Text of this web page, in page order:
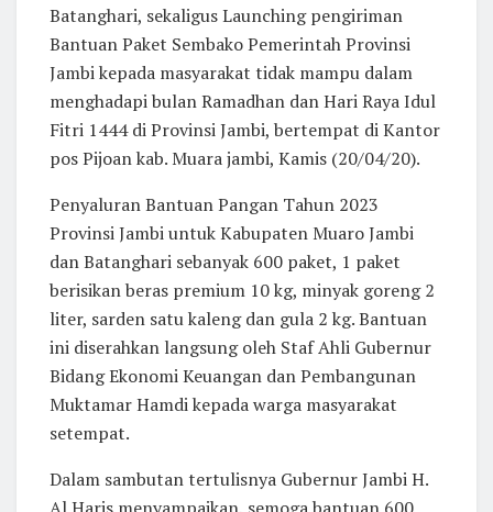
Batanghari, sekaligus Launching pengiriman
Bantuan Paket Sembako Pemerintah Provinsi
Jambi kepada masyarakat tidak mampu dalam
menghadapi bulan Ramadhan dan Hari Raya Idul
Fitri 1444 di Provinsi Jambi, bertempat di Kantor
pos Pijoan kab. Muara jambi, Kamis (20/04/20).
Penyaluran Bantuan Pangan Tahun 2023
Provinsi Jambi untuk Kabupaten Muaro Jambi
dan Batanghari sebanyak 600 paket, 1 paket
berisikan beras premium 10 kg, minyak goreng 2
liter, sarden satu kaleng dan gula 2 kg. Bantuan
ini diserahkan langsung oleh Staf Ahli Gubernur
Bidang Ekonomi Keuangan dan Pembangunan
Muktamar Hamdi kepada warga masyarakat
setempat.
Dalam sambutan tertulisnya Gubernur Jambi H.